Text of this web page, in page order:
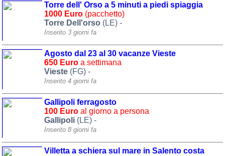
Torre dell' Orso a 5 minuti a piedi spiaggia
1000 Euro (pacchetto)
Torre Dell'orso (LE) -
Inserito 3 giorni fa
Agosto dal 23 al 30 vacanze Vieste
650 Euro a settimana
Vieste (FG) -
Inserito 4 giorni fa
Gallipoli ferragosto
100 Euro al giorno a persona
Gallipoli (LE) -
Inserito 8 giorni fa
Villetta a schiera sul mare in Salento costa
Blog
Eventi e cose da vedere
Area riservata
Chi siamo
Blog
Eventi e cose da vedere
➕ Segnala evento
Area riservata